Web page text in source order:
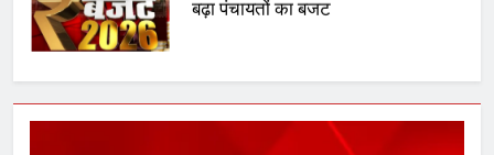
बढ़ा पंचायतों का बजट
7
गाजा युद्धविराम को लेकर बड़ी खबरें